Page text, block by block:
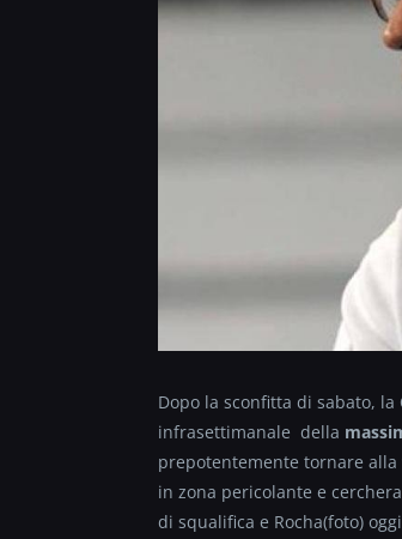
Dopo la sconfitta di sabato,
infrasettimanale della
prepotentemente tornare
in zona pericolante e
di squalifica e Rocha(foto)